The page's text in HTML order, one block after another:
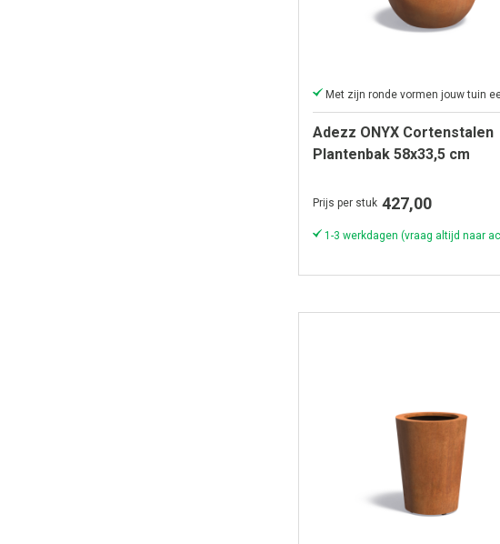
Adezz ONYX Cortenstalen
Plantenbak 58x33,5 cm
Prijs per stuk 427,00